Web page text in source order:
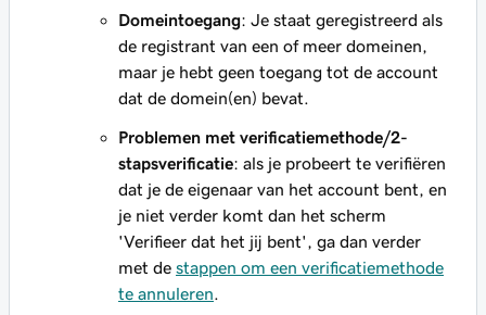
Domeintoegang: Je staat geregistreerd als
de registrant van een of meer domeinen,
maar je hebt geen toegang tot de account
dat de domein(en) bevat.
Problemen met verificatiemethode/2-
stapsverificatie: als je probeert te verifiëren
dat je de eigenaar van het account bent, en
je niet verder komt dan het scherm
'Verifieer dat het jij bent', ga dan verder
met de stappen om een verificatiemethode
te annuleren.